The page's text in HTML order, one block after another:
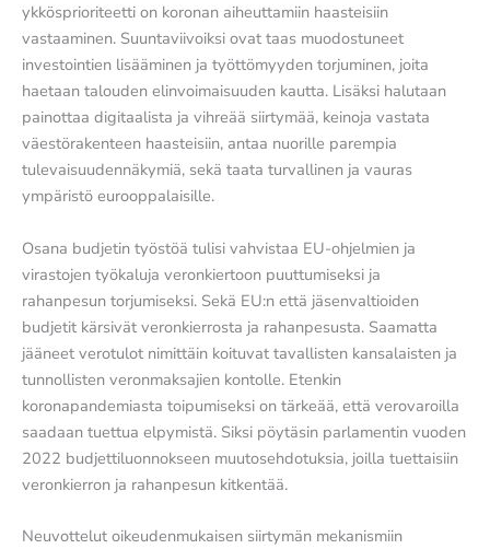
ykkösprioriteetti on koronan aiheuttamiin haasteisiin
vastaaminen. Suuntaviivoiksi ovat taas muodostuneet
investointien lisääminen ja työttömyyden torjuminen, joita
haetaan talouden elinvoimaisuuden kautta. Lisäksi halutaan
painottaa digitaalista ja vihreää siirtymää, keinoja vastata
väestörakenteen haasteisiin, antaa nuorille parempia
tulevaisuudennäkymiä, sekä taata turvallinen ja vauras
ympäristö eurooppalaisille.
Osana budjetin työstöä tulisi vahvistaa EU-ohjelmien ja
virastojen työkaluja veronkiertoon puuttumiseksi ja
rahanpesun torjumiseksi. Sekä EU:n että jäsenvaltioiden
budjetit kärsivät veronkierrosta ja rahanpesusta. Saamatta
jääneet verotulot nimittäin koituvat tavallisten kansalaisten ja
tunnollisten veronmaksajien kontolle. Etenkin
koronapandemiasta toipumiseksi on tärkeää, että verovaroilla
saadaan tuettua elpymistä. Siksi pöytäsin parlamentin vuoden
2022 budjettiluonnokseen muutosehdotuksia, joilla tuettaisiin
veronkierron ja rahanpesun kitkentää.
Neuvottelut oikeudenmukaisen siirtymän mekanismiin